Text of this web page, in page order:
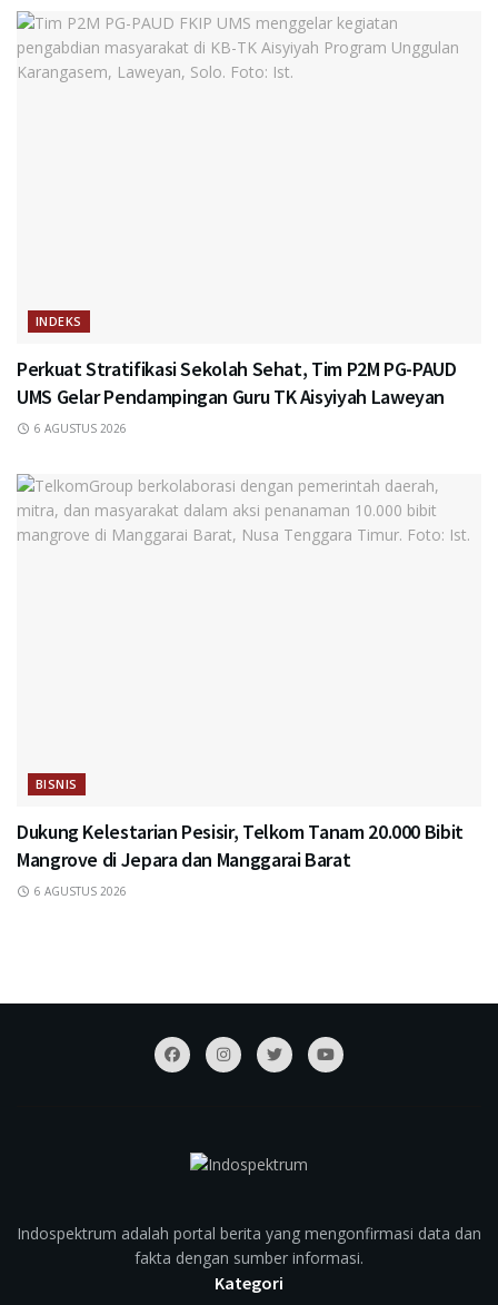
INDEKS
Perkuat Stratifikasi Sekolah Sehat, Tim P2M PG-PAUD
UMS Gelar Pendampingan Guru TK Aisyiyah Laweyan
6 AGUSTUS 2026
BISNIS
Dukung Kelestarian Pesisir, Telkom Tanam 20.000 Bibit
Mangrove di Jepara dan Manggarai Barat
6 AGUSTUS 2026
Indospektrum adalah portal berita yang mengonfirmasi data dan
fakta dengan sumber informasi.
Kategori